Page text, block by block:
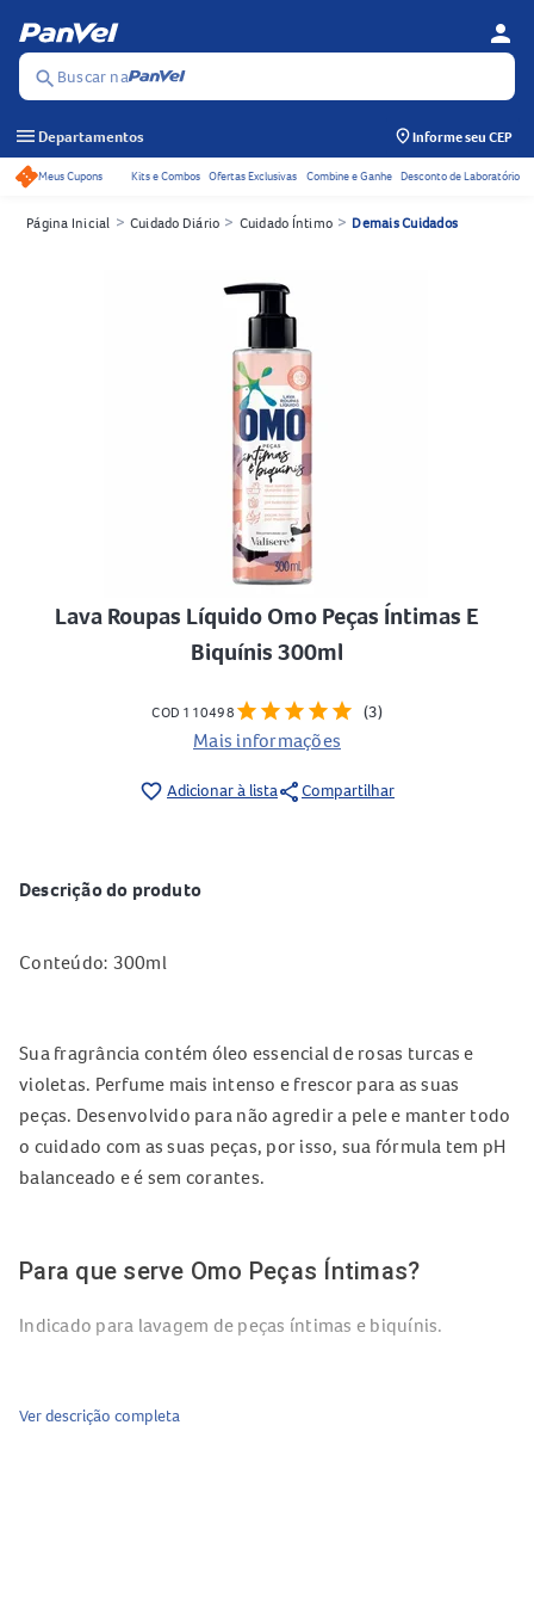
search Buscar na
person
menu Departamentos Informe seu CEP
Acessos rápidos do cabeçalho
Meus Cupons Kits e Combos Ofertas Exclusivas Combine e Ganhe Desconto de Laboratório
Página Inicial > Cuidado Diário > Cuidado Íntimo > Demais Cuidados
Lava Roupas Líquido Omo Peças Íntimas E
Biquínis 300ml
COD 110498 starstarstarstarstar (3)
Mais informações
favorite_border Adicionar à listashareCompartilhar
Descrição do produto
Conteúdo: 300ml
Sua fragrância contém óleo essencial de rosas turcas e
violetas. Perfume mais intenso e frescor para as suas
peças. Desenvolvido para não agredir a pele e manter todo
o cuidado com as suas peças, por isso, sua fórmula tem pH
balanceado e é sem corantes.
Para que serve Omo Peças Íntimas?
Indicado para lavagem de peças íntimas e biquínis.
Quais os benefícios de Omo Peças Íntimas?
Ver descrição completa